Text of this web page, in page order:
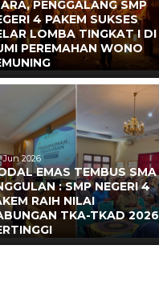
PENGGALANG SMP
4 PAKEM SUKSES
LOMBA TINGKAT I DI
PEREMAHAN WONO
2026
EMAS TEMBUS SMA
: SMP NEGERI 4
RAIH NILAI
TKA-TKAD 2026